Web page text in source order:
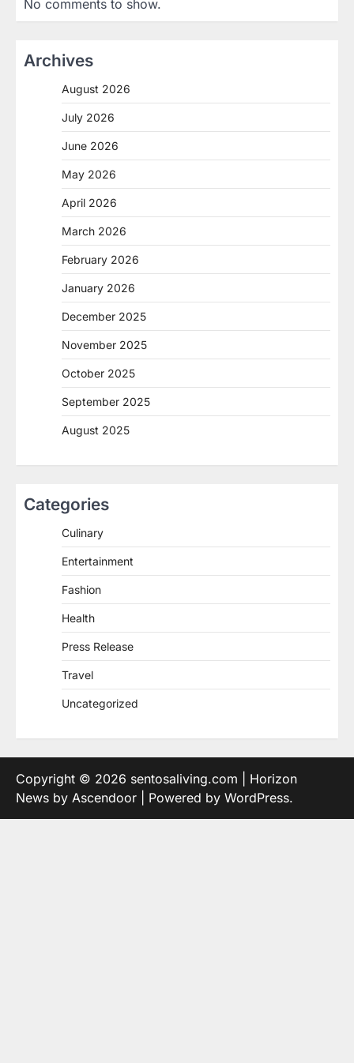
No comments to show.
Archives
August 2026
July 2026
June 2026
May 2026
April 2026
March 2026
February 2026
January 2026
December 2025
November 2025
October 2025
September 2025
August 2025
Categories
Culinary
Entertainment
Fashion
Health
Press Release
Travel
Uncategorized
Copyright © 2026 sentosaliving.com | Horizon
News by Ascendoor | Powered by WordPress.